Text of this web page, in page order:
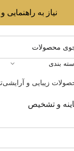
نیاز به راهنمایی و
بندی
زیبایی و آرایشی
و تشخیص